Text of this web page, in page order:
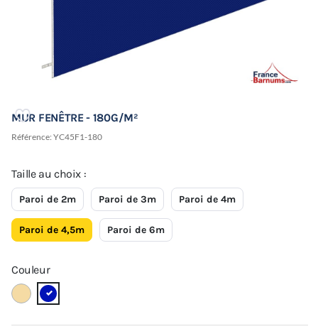
MUR FENÊTRE - 180G/M²
Référence: YC45F1-180
Taille au choix :
Paroi de 2m Paroi de 3m Paroi de 4m
Paroi de 4,5m Paroi de 6m
Couleur